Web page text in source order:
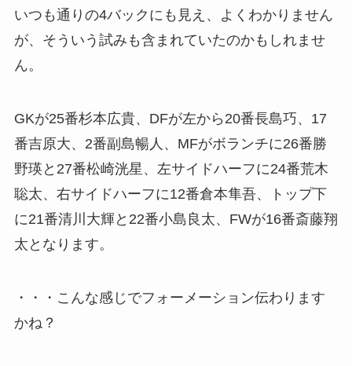
いつも通りの4バックにも見え、よくわかりません
が、そういう試みも含まれていたのかもしれませ
ん。
GKが25番杉本広貴、DFが左から20番長島巧、17
番吉原大、2番副島暢人、MFがボランチに26番勝
野瑛と27番松崎洸星、左サイドハーフに24番荒木
聡太、右サイドハーフに12番倉本隼吾、トップ下
に21番清川大輝と22番小島良太、FWが16番斎藤翔
太となります。
・・・こんな感じでフォーメーション伝わります
かね？